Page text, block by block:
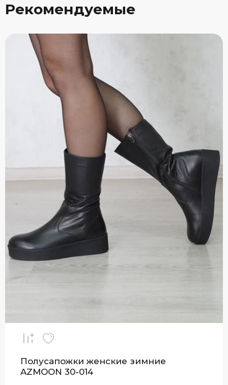
Рекомендуемые
Полусапожки женские зимние
AZMOON 30-014